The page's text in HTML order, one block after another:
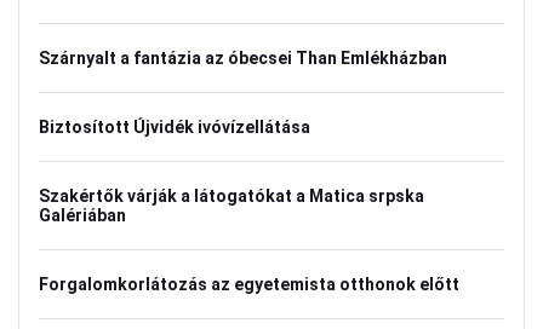
Szárnyalt a fantázia az óbecsei Than Emlékházban
Biztosított Újvidék ivóvízellátása
Szakértők várják a látogatókat a Matica srpska
Galériában
Forgalomkorlátozás az egyetemista otthonok előtt